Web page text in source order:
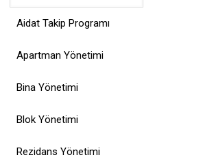
Aidat Takip Programı
Apartman Yönetimi
Bina Yönetimi
Blok Yönetimi
Rezidans Yönetimi